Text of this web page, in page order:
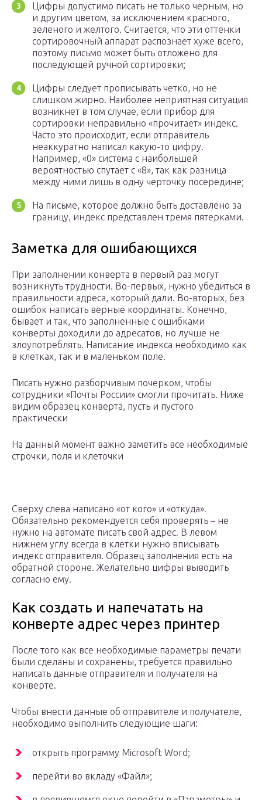
Цифры допустимо писать не только черным, но
и другим цветом, за исключением красного,
зеленого и желтого. Считается, что эти оттенки
сортировочный аппарат распознает хуже всего,
поэтому письмо может быть отложено для
последующей ручной сортировки;
Цифры следует прописывать четко, но не
слишком жирно. Наиболее неприятная ситуация
возникнет в том случае, если прибор для
сортировки неправильно «прочитает» индекс.
Часто это происходит, если отправитель
неаккуратно написал какую-то цифру.
Например, «0» система с наибольшей
вероятностью спутает с «8», так как разница
между ними лишь в одну черточку посередине;
На письме, которое должно быть доставлено за
границу, индекс представлен тремя пятерками.
Заметка для ошибающихся
При заполнении конверта в первый раз могут
возникнуть трудности. Во-первых, нужно убедиться в
правильности адреса, который дали. Во-вторых, без
ошибок написать верные координаты. Конечно,
бывает и так, что заполненные с ошибками
конверты доходили до адресатов, но лучше не
злоупотреблять. Написание индекса необходимо как
в клетках, так и в маленьком поле.
Писать нужно разборчивым почерком, чтобы
сотрудники «Почты России» смогли прочитать. Ниже
видим образец конверта, пусть и пустого
практически
На данный момент важно заметить все необходимые
строчки, поля и клеточки
Сверху слева написано «от кого» и «откуда».
Обязательно рекомендуется себя проверять – не
нужно на автомате писать свой адрес. В левом
нижнем углу всегда в клетки нужно вписывать
индекс отправителя. Образец заполнения есть на
обратной стороне. Желательно цифры выводить
согласно ему.
Как создать и напечатать на
конверте адрес через принтер
После того как все необходимые параметры печати
были сделаны и сохранены, требуется правильно
написать данные отправителя и получателя на
конверте.
Чтобы внести данные об отправителе и получателе,
необходимо выполнить следующие шаги:
открыть программу Microsoft Word;
перейти во вкладу «Файл»;